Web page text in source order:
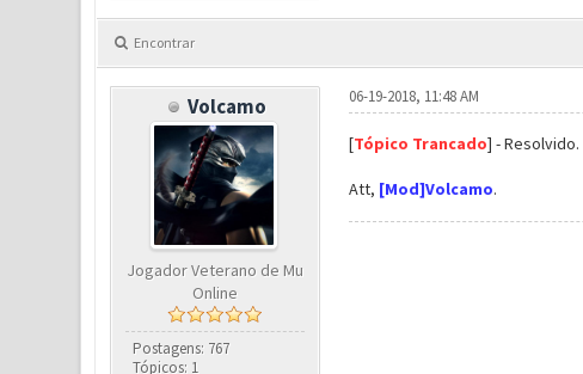
Encontrar
Volcamo
Jogador Veterano de Mu
Online
Postagens: 767
Tópicos: 1
06-19-2018, 11:48 AM
[Tópico Trancado] - Resolvido.
Att, [Mod]Volcamo.